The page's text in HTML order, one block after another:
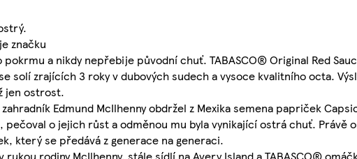
značku
a nikdy nepřebije původní chuť. TABASCO® Original Red
solí zrajících 3 roky v dubových sudech a vysoce kvalitního octa.
jen ostrost.
zahradník Edmund McIlhenny obdržel z Mexika semena papriček
pečoval o jejich růst a odměnou mu byla vynikající ostrá chuť. Právě
který se předává z generace na generaci.